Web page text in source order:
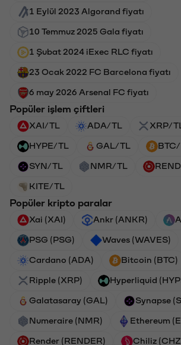
1 Eylül 2023 Algorand fiyatı
10 Temmuz 2025 Gala fiyatı
1 Şubat 2024 iExec RLC fiyatı
23 Ocak 2022 FC Barcelona fiyatı
6 may 2026 Arsenal FC fiyatı
Popüler işlem çiftleri
XAI/TL ADA/TL XRP/TL
HYPE/TL GAL/TL BTC/
SYN/TL NMR/TL
KITE/TL
Popüler kripto paralar
Xai (XAI) Ankr (ANKR)
PSG (PSG) Waves (WAVES)
Cardano (ADA) Bitcoin (BTC)
Ripple (XRP) Hyperliquid
Galatasaray (GAL) Synapse
Numeraire (NMR) Ethereum
Render (RENDER) Chiliz